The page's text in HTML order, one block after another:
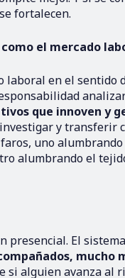
fortalecen.
el mercado
laboral en el sentido
que innoven y
y transferir
uno
alumbrando el
presencial. El
mucho
si alguien avanza al